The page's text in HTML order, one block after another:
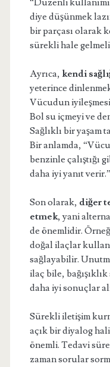
“Düzenli
diye düşünmek
bir parçası olarak
sürekli hale
Ayrıca, kendi
yeterince
Vücudun iyileşmesi
Bol su içmeyi ve
Sağlıklı bir yaşam
Bir anlamda,
benzinle çalıştığı
daha iyi yanıt verir.”
Son olarak, diğer
etmek, yani
de önemlidir.
doğal ilaçlar
sağlayabilir.
ilaç bile,
daha iyi sonuçlar
Sürekli iletişim
açık bir diyalog
önemli. Tedavi
zaman sorular